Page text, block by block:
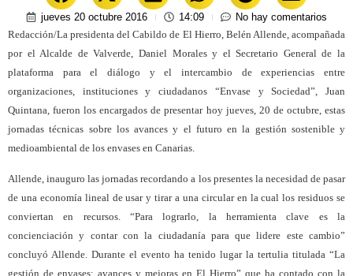
jueves 20 octubre 2016 14:09
No hay comentarios
Redacción/La presidenta del Cabildo de El Hierro, Belén Allende, acompañada
por el Alcalde de Valverde, Daniel Morales y el Secretario General de la
plataforma para el diálogo y el intercambio de experiencias entre
organizaciones, instituciones y ciudadanos “Envase y Sociedad”, Juan
Quintana, fueron los encargados de presentar hoy jueves, 20 de octubre, estas
jornadas técnicas sobre los avances y el futuro en la gestión sostenible y
medioambiental de los envases en Canarias.
Allende, inauguro las jornadas recordando a los presentes la necesidad de pasar
de una economía lineal de usar y tirar a una circular en la cual los residuos se
conviertan en recursos. “Para lograrlo, la herramienta clave es la
concienciación y contar con la ciudadanía para que lidere este cambio”
concluyó Allende. Durante el evento ha tenido lugar la tertulia titulada “La
gestión de envases: avances y mejoras en El Hierro” que ha contado con la